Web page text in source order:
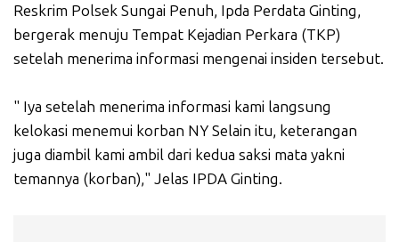
Reskrim Polsek Sungai Penuh, Ipda Perdata Ginting,
bergerak menuju Tempat Kejadian Perkara (TKP)
setelah menerima informasi mengenai insiden tersebut.
" Iya setelah menerima informasi kami langsung
kelokasi menemui korban NY Selain itu, keterangan
juga diambil kami ambil dari kedua saksi mata yakni
temannya (korban)," Jelas IPDA Ginting.